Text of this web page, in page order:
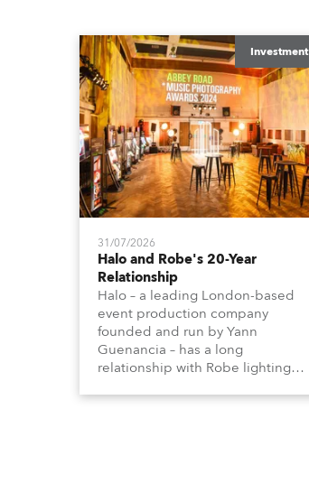
Investment
31/07/2026
Halo and Robe's 20-Year
Relationship
Halo – a leading London-based
event production company
founded and run by Yann
Guenancia – has a long
relationship with Robe lighting,
when the company first invested